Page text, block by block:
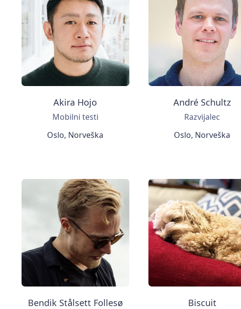
Akira Hojo
Mobilni testi
Oslo, Norveška
André Schultz
Razvijalec
Oslo, Norveška
Bendik Stålsett Follesø Biscuit